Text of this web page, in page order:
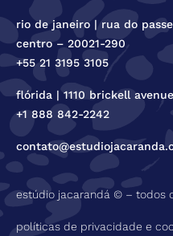
rio de janeiro | rua do
centro – 20021-290
+55 21 3195 3105
flórida | 1110 brickell
+1 888 842-2242
estúdio jacarandá © – todos
políticas de privacidade e